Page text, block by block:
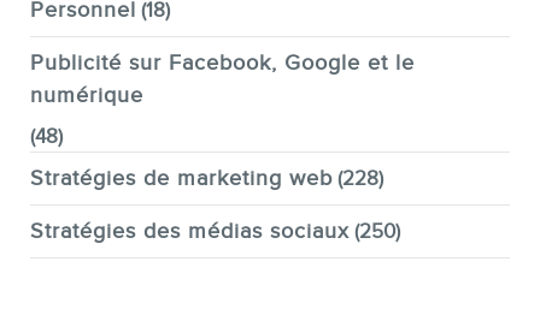
Personnel (18)
Publicité sur Facebook, Google et le
numérique
(48)
Stratégies de marketing web (228)
Stratégies des médias sociaux (250)